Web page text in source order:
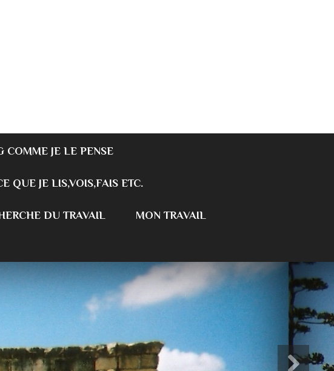
COMME JE LE PENSE
QUE JE LIS,VOIS,FAIS ETC.
DU TRAVAIL MON TRAVAIL